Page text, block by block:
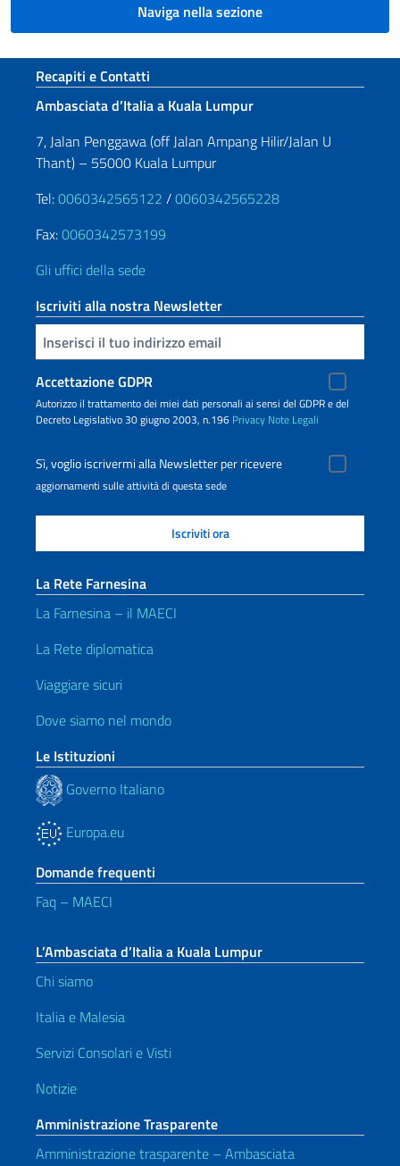
Naviga nella sezione
Sezione footer
Recapiti e Contatti
Ambasciata d’Italia a Kuala Lumpur
7, Jalan Penggawa (off Jalan Ampang Hilir/Jalan U
Thant) – 55000 Kuala Lumpur
Tel:0060342565122 /0060342565228
Fax:0060342573199
Gli uffici della sede
Iscriviti alla nostra Newsletter
Inserisci la tua email
Accettazione GDPR
Autorizzo il trattamento dei miei dati personali ai sensi del GDPR e del
Decreto Legislativo 30 giugno 2003, n.196 Privacy Note Legali
Sì, voglio iscrivermi alla Newsletter per ricevere
aggiornamenti sulle attività di questa sede
La Rete Farnesina
La Farnesina – il MAECI
La Rete diplomatica
Viaggiare sicuri
Dove siamo nel mondo
Le Istituzioni
Governo Italiano
Europa.eu
Domande frequenti
Faq – MAECI
L’Ambasciata d’Italia a Kuala Lumpur
Chi siamo
Italia e Malesia
Servizi Consolari e Visti
Notizie
Amministrazione Trasparente
Amministrazione trasparente – Ambasciata